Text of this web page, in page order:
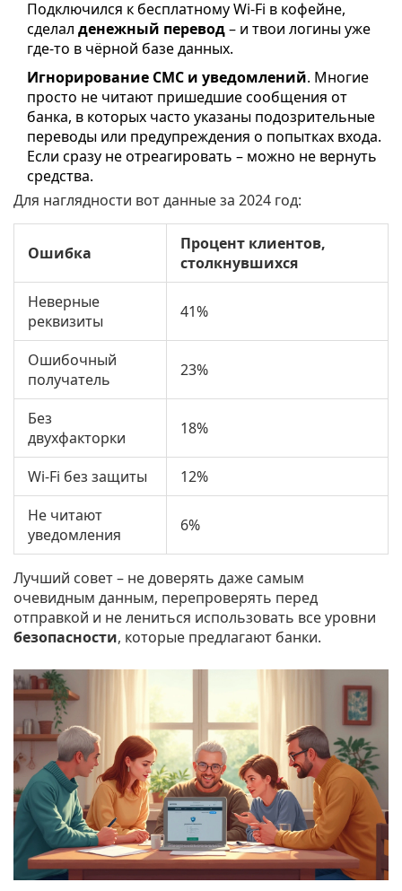
Подключился к бесплатному Wi-Fi в кофейне,
сделал денежный перевод– и твои логины уже
где-то в чёрной базе данных.
Игнорирование СМС и уведомлений. Многие
просто не читают пришедшие сообщения от
банка, в которых часто указаны подозрительные
переводы или предупреждения о попытках входа.
Если сразу не отреагировать – можно не вернуть
средства.
Для наглядности вот данные за 2024 год:
Ошибка
Процент клиентов,
столкнувшихся
Неверные
реквизиты
41%
Ошибочный
получатель
23%
Без
двухфакторки
18%
Wi-Fi без защиты
12%
Не читают
уведомления
6%
Лучший совет – не доверять даже самым
очевидным данным, перепроверять перед
отправкой и не лениться использовать все уровни
безопасности, которые предлагают банки.